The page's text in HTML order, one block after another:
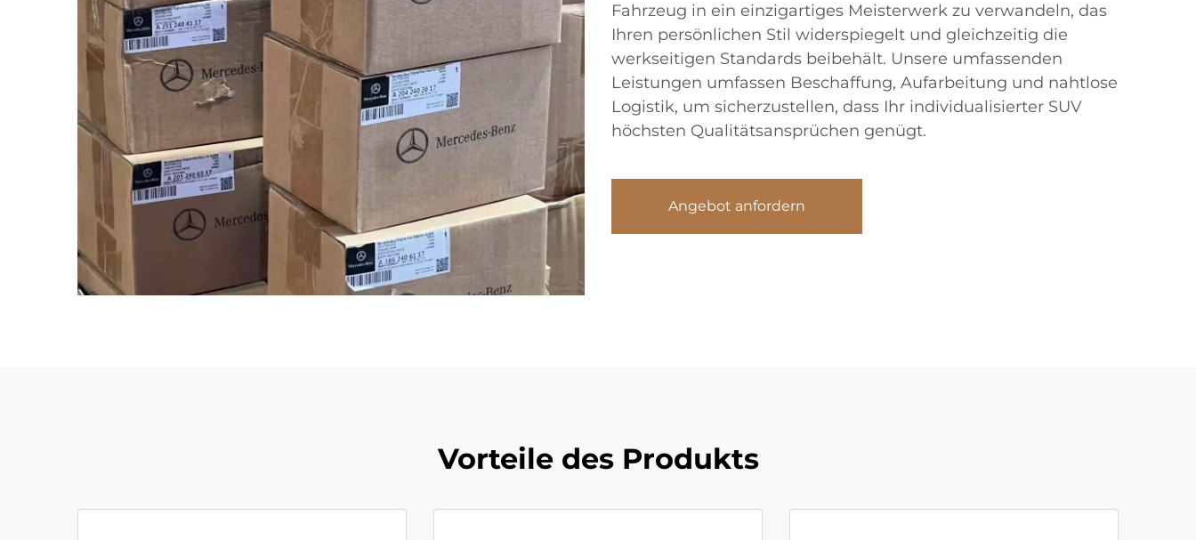
Fahrzeug in ein einzigartiges Meisterwerk zu verwandeln, das
Ihren persönlichen Stil widerspiegelt und gleichzeitig die
werkseitigen Standards beibehält. Unsere umfassenden
Leistungen umfassen Beschaffung, Aufarbeitung und nahtlose
Logistik, um sicherzustellen, dass Ihr individualisierter SUV
höchsten Qualitätsansprüchen genügt.
Angebot anfordern
Vorteile des Produkts